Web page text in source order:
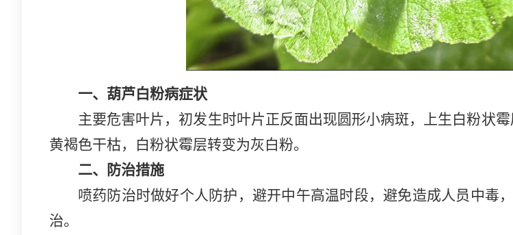
一、葫芦白粉病症状
主要危害叶片，初发生时叶片正反面出现圆形小病斑，上生白粉状
黄褐色干枯，白粉状霉层转变为灰白粉。
二、防治措施
喷药防治时做好个人防护，避开中午高温时段，避免造成人员中毒
治。